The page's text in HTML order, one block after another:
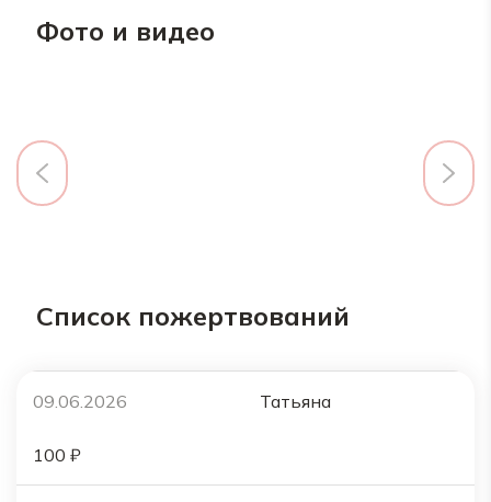
Фото и видео
Список пожертвований
09.06.2026 Татьяна
100 ₽